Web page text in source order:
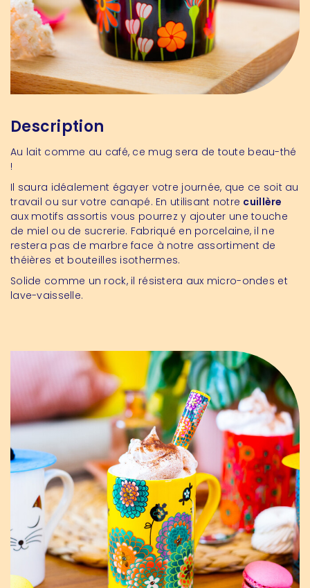
Description
Au lait comme au café, ce mug sera de toute beau-thé
!
Il saura idéalement égayer votre journée, que ce soit au
travail ou sur votre canapé. En utilisant notre cuillère
aux motifs assortis vous pourrez y ajouter une touche
de miel ou de sucrerie. Fabriqué en porcelaine, il ne
restera pas de marbre face à notre assortiment de
théières et bouteilles isothermes.
Solide comme un rock, il résistera aux micro-ondes et
lave-vaisselle.